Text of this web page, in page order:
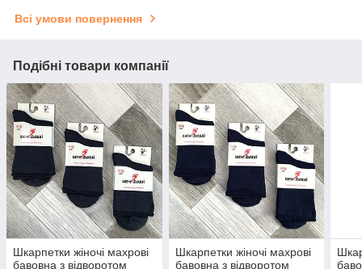
Всі умови повернення
Подібні товари компанії
Шкарпетки жіночі махрові
бавовна з відворотом
Шкарпетки жіночі махрові
бавовна з відворотом